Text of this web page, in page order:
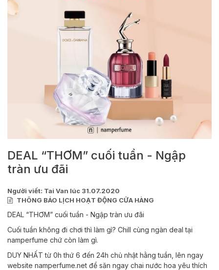
DEAL “THƠM” cuối tuần - Ngập
tràn ưu đãi
Người viết: Tai Van lúc 31.07.2020
THÔNG BÁO LỊCH HOẠT ĐỘNG CỬA HÀNG
DEAL “THƠM” cuối tuần - Ngập tràn ưu đãi
Cuối tuần không đi chơi thì làm gì? Chill cùng ngàn deal tại
namperfume chứ còn làm gì.
DUY NHẤT từ 0h thứ 6 đến 24h chủ nhật hằng tuần, lên ngay
website namperfume.net để săn ngay chai nước hoa yêu thích